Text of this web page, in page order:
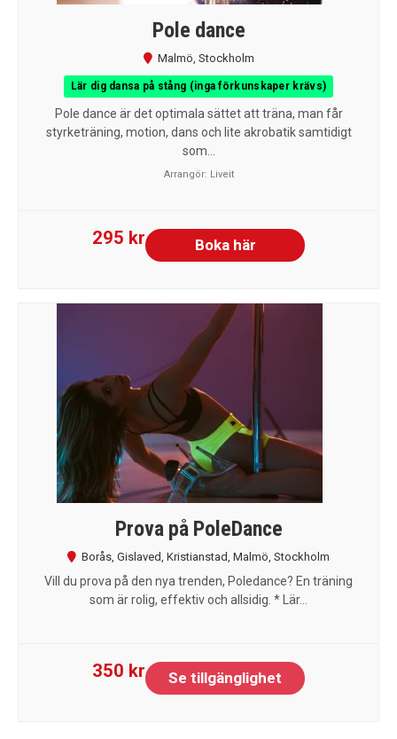
Pole dance
Malmö Stockholm
Lär dig dansa på stång (inga förkunskaper krävs)
Pole dance är det optimala sättet att träna, man får
styrketräning, motion, dans och lite akrobatik samtidigt
som...
Arrangör: Liveit
295 kr Boka här
Prova på PoleDance
Borås Gislaved Kristianstad Malmö Stockholm
Vill du prova på den nya trenden, Poledance? En träning
som är rolig, effektiv och allsidig. * Lär...
350 kr Se tillgänglighet